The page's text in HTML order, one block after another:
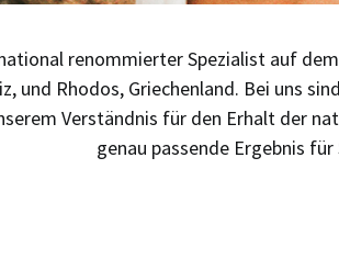
renommierter Spezialist auf
und Rhodos, Griechenland. Bei uns
Verständnis für den Erhalt der
genau passende Ergebnis für